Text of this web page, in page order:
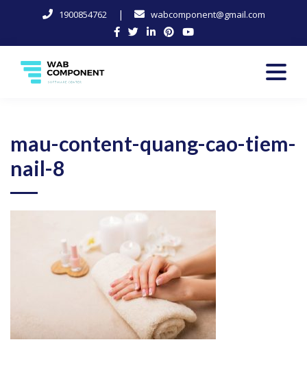
1900854762 | wabcomponent@gmail.com
content
mau-content-quang-cao-tiem-
nail-8